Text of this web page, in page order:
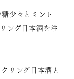
少々とミント
ング日本酒を注
リング日本酒と